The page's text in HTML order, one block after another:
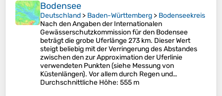
Bodensee
Deutschland > Baden-Württemberg > Bodenseekreis
Nach den Angaben der Internationalen
Gewässerschutzkommission für den Bodensee
beträgt die grobe Uferlänge 273 km. Dieser Wert
steigt beliebig mit der Verringerung des Abstandes
zwischen den zur Approximation der Uferlinie
verwendeten Punkten (siehe Messung von
Küstenlängen). Vor allem durch Regen und…
Durchschnittliche Höhe: 555 m